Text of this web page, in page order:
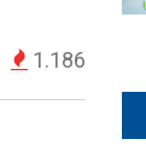
1.186